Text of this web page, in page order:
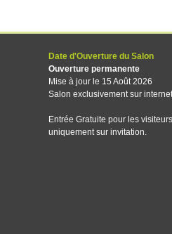
Date d'Ouverture du Salon
Ouverture permanente
Mise à jour le 15 Août 2026
Salon exclusivement sur internet
Entrée Gratuite pour les visiteurs
uniquement sur invitation.